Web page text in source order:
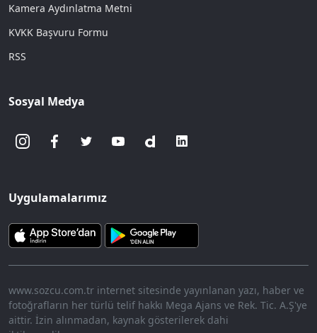
Kamera Aydınlatma Metni
KVKK Başvuru Formu
RSS
Sosyal Medya
Uygulamalarımız
www.sozcu.com.tr internet sitesinde yayınlanan yazı, haber ve
fotoğrafların her türlü telif hakkı Mega Ajans ve Rek. Tic. A.Ş'ye
aittir. İzin alınmadan, kaynak gösterilerek dahi